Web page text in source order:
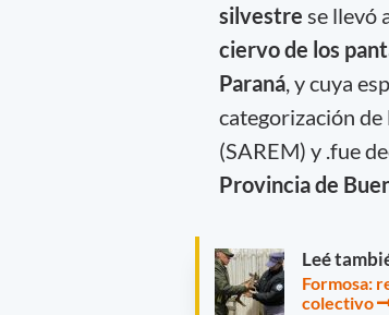
silvestre se llevó
ciervo de los
Paraná, y cuya
categorización de
(SAREM) y .fue
Provincia de
Leé
Formosa:
colectivo